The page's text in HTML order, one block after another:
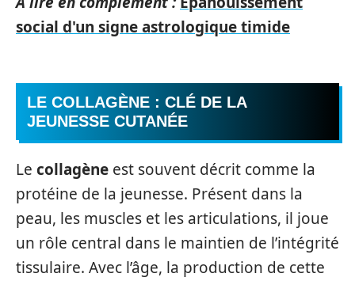
social d'un signe astrologique timide
LE COLLAGÈNE : CLÉ DE LA
JEUNESSE CUTANÉE
Le collagène est souvent décrit comme la
protéine de la jeunesse. Présent dans la
peau, les muscles et les articulations, il joue
un rôle central dans le maintien de l’intégrité
tissulaire. Avec l’âge, la production de cette